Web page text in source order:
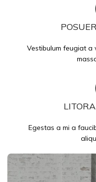
Vestibulum feugiat a
Egestas a mi a